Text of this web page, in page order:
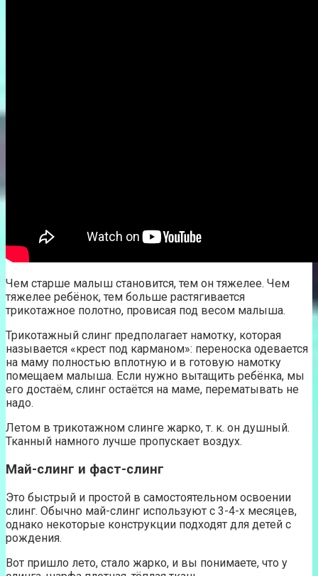
Чем старше малыш становится, тем он тяжелее. Чем
тяжелее ребёнок, тем больше растягивается
трикотажное полотно, провисая под весом малыша.
Трикотажный слинг предполагает намотку, которая
называется «крест под карманом»: переноска одевается
на маму полностью вплотную и в готовую намотку
помещаем малыша. Если нужно вытащить ребёнка, мы
его достаём, слинг остаётся на маме, перематывать не
надо.
Летом в трикотажном слинге жарко, т. к. он душный.
Тканный намного лучше пропускает воздух.
Май-слинг и фаст-слинг
Это быстрый и простой в самостоятельном освоении
слинг. Обычно май-слинг используют с 3-4-х месяцев,
однако некоторые конструкции подходят для детей с
рождения.
Вот пришло лето, стало жарко, и вы понимаете, что у